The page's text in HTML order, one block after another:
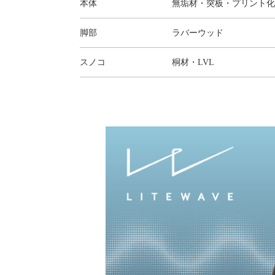
本体 無垢材・突板・プリント
脚部 ラバーウッド
スノコ 桐材・LVL